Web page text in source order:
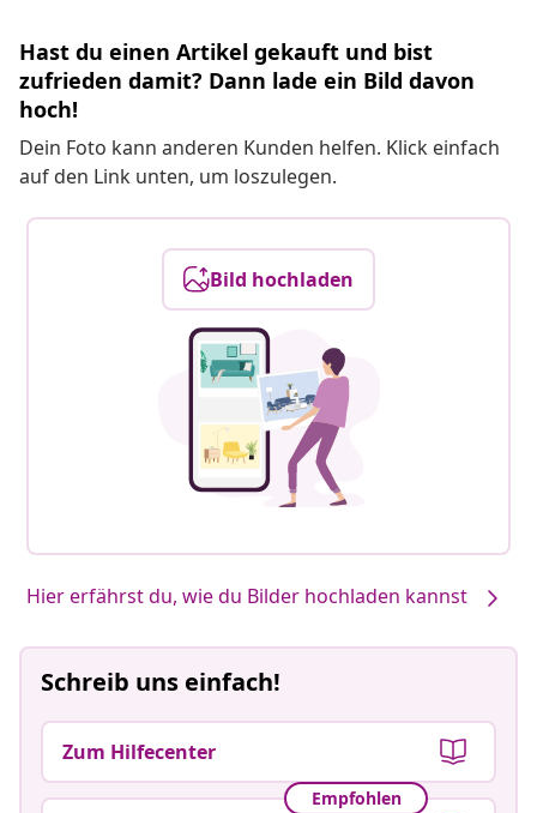
Hast du einen Artikel gekauft und bist
zufrieden damit? Dann lade ein Bild davon
hoch!
Dein Foto kann anderen Kunden helfen. Klick einfach
auf den Link unten, um loszulegen.
Bild hochladen
Hier erfährst du, wie du Bilder hochladen kannst
Schreib uns einfach!
Zum Hilfecenter
Empfohlen